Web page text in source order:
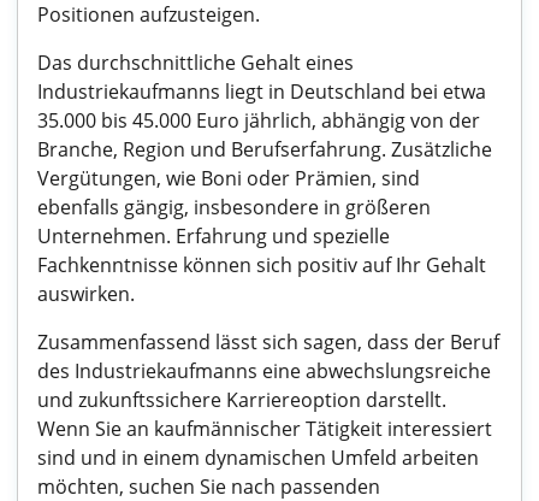
Positionen aufzusteigen.
Das durchschnittliche Gehalt eines
Industriekaufmanns liegt in Deutschland bei etwa
35.000 bis 45.000 Euro jährlich, abhängig von der
Branche, Region und Berufserfahrung. Zusätzliche
Vergütungen, wie Boni oder Prämien, sind
ebenfalls gängig, insbesondere in größeren
Unternehmen. Erfahrung und spezielle
Fachkenntnisse können sich positiv auf Ihr Gehalt
auswirken.
Zusammenfassend lässt sich sagen, dass der Beruf
des Industriekaufmanns eine abwechslungsreiche
und zukunftssichere Karriereoption darstellt.
Wenn Sie an kaufmännischer Tätigkeit interessiert
sind und in einem dynamischen Umfeld arbeiten
möchten, suchen Sie nach passenden